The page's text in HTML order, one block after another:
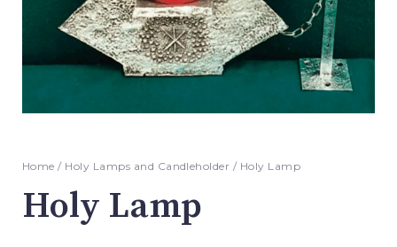
Home / Holy Lamps and Candleholder / Holy Lamp
Holy Lamp